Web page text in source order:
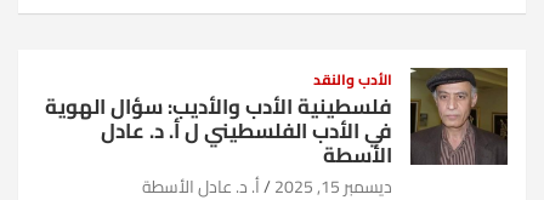
الأدب والنقد
فلسطينية الأدب والأديب: سؤال الهوية
في الأدب الفلسطيني ل أ. د. عادل
الأسطة
ديسمبر 15, 2025 أ. د. عادل الأسطة